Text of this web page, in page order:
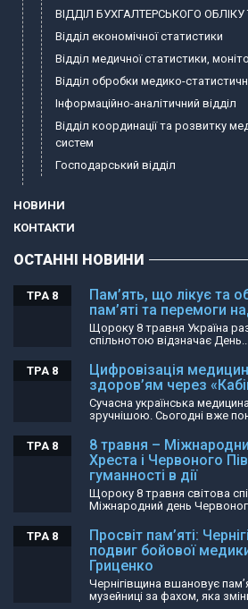
ВІДДІЛ БУХГАЛТЕРСЬКОГО ОБЛІКУ
Відділ економічної статистики
Відділ медичної статистики,
Відділ обробки медико-
Інформаційно-аналітичний відділ
Відділ координації та розвитку
систем
Господарський відділ
НОВИНИ
КОНТАКТИ
ОСТАННІ НОВИНИ
Пам’ять, що лікує та
пам’яті та перемоги
ТРА 8
Щороку 8 травня Україна
спільнотою відзначає
Цифровізація
здоров’ям через
ТРА 8
Сучасна українська
зручнішою. Сьогодні вже
8 травня –
Хреста і Червоного
гуманності в дії
ТРА 8
Щороку 8 травня світова
Міжнародний день
Просвіт пам’яті:
подвиг бойової
Гриценко
ТРА 8
Чернігівщина вшановує
музейниці за фахом, яка